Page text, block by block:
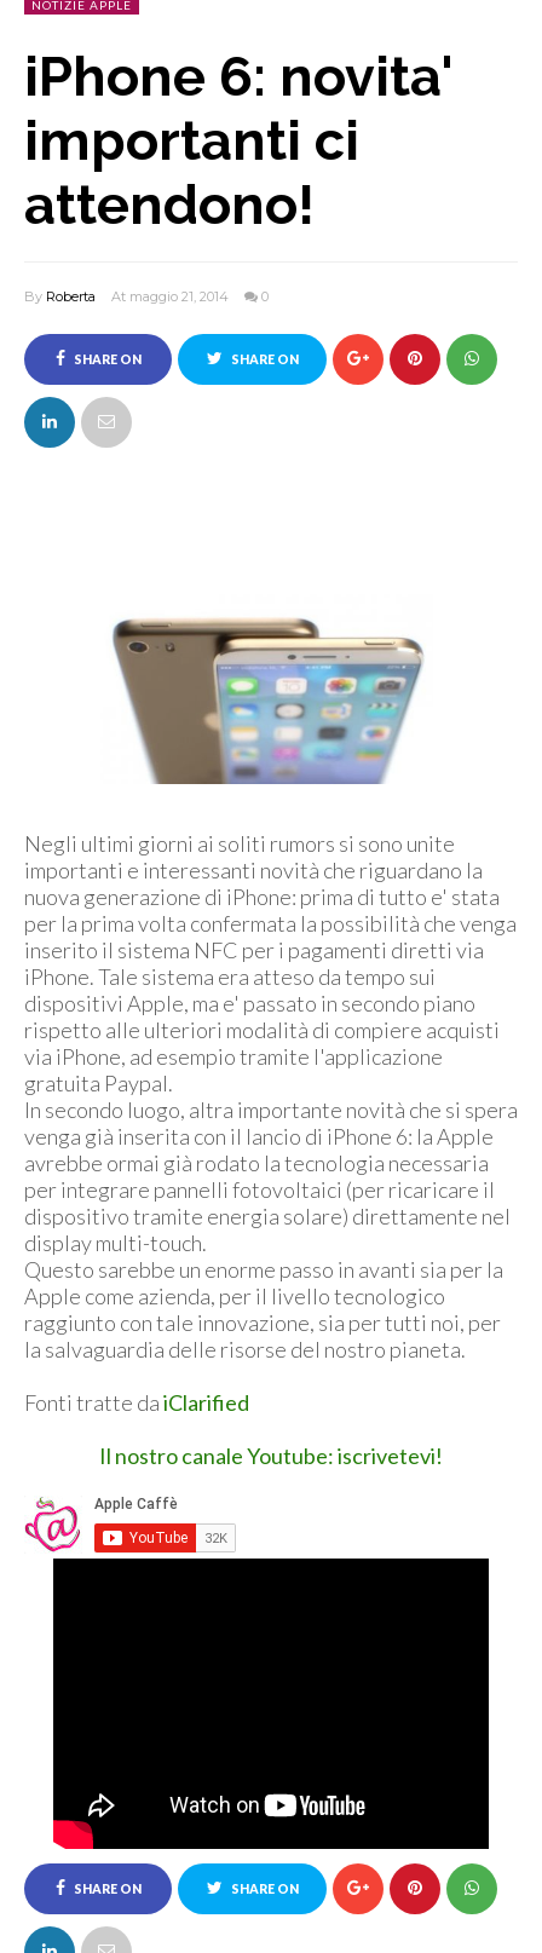
NOTIZIE APPLE
iPhone 6: novita'
importanti ci
attendono!
By Roberta At maggio 21, 2014 0
SHARE ON
FACEBOOK
SHARE ON
Negli ultimi giorni ai soliti rumors si sono unite
importanti e interessanti novità che riguardano la
nuova generazione di iPhone: prima di tutto e' stata
per la prima volta confermata la possibilità che venga
inserito il sistema NFC per i pagamenti diretti via
iPhone. Tale sistema era atteso da tempo sui
dispositivi Apple, ma e' passato in secondo piano
rispetto alle ulteriori modalità di compiere acquisti
via iPhone, ad esempio tramite l'applicazione
gratuita Paypal.
In secondo luogo, altra importante novità che si spera
venga già inserita con il lancio di iPhone 6: la Apple
avrebbe ormai già rodato la tecnologia necessaria
per integrare pannelli fotovoltaici (per ricaricare il
dispositivo tramite energia solare) direttamente nel
display multi-touch.
Questo sarebbe un enorme passo in avanti sia per la
Apple come azienda, per il livello tecnologico
raggiunto con tale innovazione, sia per tutti noi, per
la salvaguardia delle risorse del nostro pianeta.
Fonti tratte daiClarified
Il nostro canale Youtube: iscrivetevi!
SHARE ON
FACEBOOK
SHARE ON